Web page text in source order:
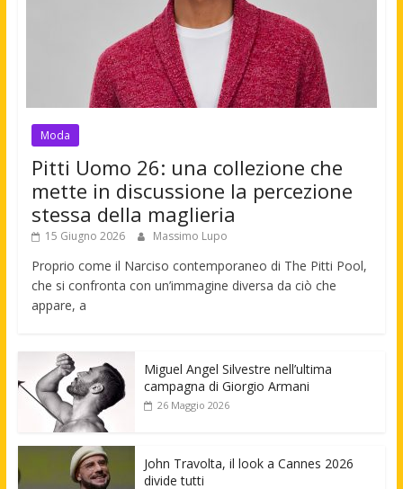
Moda
Pitti Uomo 26: una collezione che
mette in discussione la percezione
stessa della maglieria
15 Giugno 2026 Massimo Lupo
Proprio come il Narciso contemporaneo di The Pitti Pool,
che si confronta con un’immagine diversa da ciò che
appare, a
Miguel Angel Silvestre nell’ultima
campagna di Giorgio Armani
26 Maggio 2026
John Travolta, il look a Cannes 2026
divide tutti